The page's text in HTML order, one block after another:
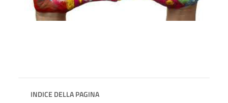
INDICE DELLA PAGINA